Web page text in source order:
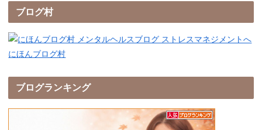
ブログ村
にほんブログ村
ブログランキング